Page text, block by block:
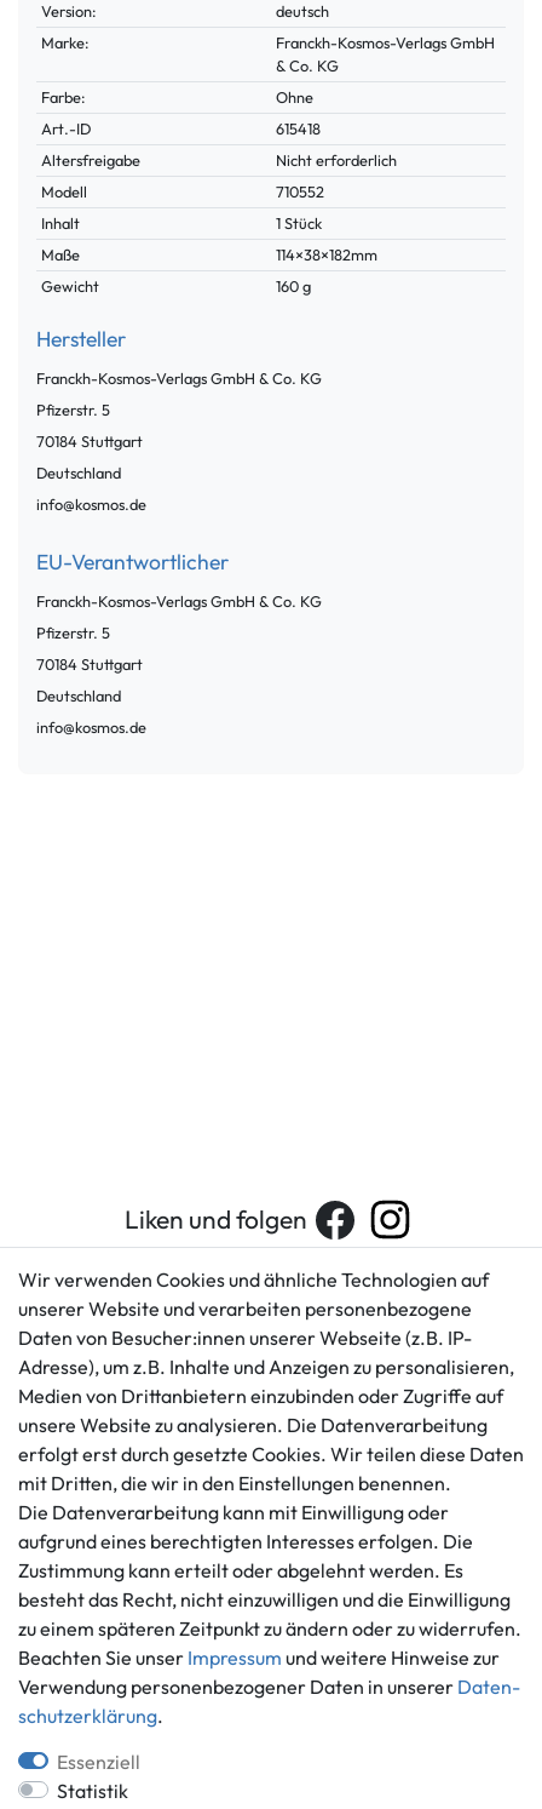
Version:
deutsch
Marke:
Franckh-Kosmos-Verlags GmbH
& Co. KG
Farbe:
Ohne
Technisches
Merkmal
Wert
Art.-ID
615418
Altersfreigabe
Nicht erforderlich
Modell
710552
Inhalt
1 Stück
Maße
114×38×182mm
Gewicht
160 g
Hersteller
Franckh-Kosmos-Verlags GmbH & Co. KG
Pfizerstr. 5
70184Stuttgart
Deutschland
info@kosmos.de
EU-Verantwortlicher
Franckh-Kosmos-Verlags GmbH & Co. KG
Pfizerstr. 5
70184Stuttgart
Deutschland
info@kosmos.de
Liken und folgen
Kundenservice
+49 421 596586
Mo. - Fr. 9 - 16 Uhr
info@gameworld.de
Kontaktformular
Rechtliches
AGB
Impressum
Datenschutzerklärung
Barrierefreiheitserklärung
Widerrufs­recht
Vertrag widerrufen
Informationen
Ankauf
Über uns
Häufig gestellte Fragen
Zahlung und Versand
Batterieentsorgung
Zahlungsmöglichkeiten
Wir verwenden Cookies und ähnliche Technologien auf
unserer Website und verarbeiten personenbezogene
Daten von Besucher:innen unserer Webseite (z.B. IP-
Adresse), um z.B. Inhalte und Anzeigen zu personalisieren,
Medien von Drittanbietern einzubinden oder Zugriffe auf
unsere Website zu analysieren. Die Datenverarbeitung
erfolgt erst durch gesetzte Cookies. Wir teilen diese Daten
mit Dritten, die wir in den Einstellungen benennen.
Die Datenverarbeitung kann mit Einwilligung oder
aufgrund eines berechtigten Interesses erfolgen. Die
Zustimmung kann erteilt oder abgelehnt werden. Es
besteht das Recht, nicht einzuwilligen und die Einwilligung
zu einem späteren Zeitpunkt zu ändern oder zu widerrufen.
Beachten Sie unser Impressum und weitere Hinweise zur
Verwendung personenbezogener Daten in unserer Daten­
schutz­erklärung.
Essenziell
Statistik